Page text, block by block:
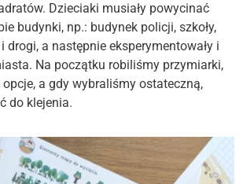
Dzieciaki musiały powycinać
budynki, np.: budynek policji, szkoły,
drogi, a następnie eksperymentowały i
Na początku robiliśmy przymiarki,
opcje, a gdy wybraliśmy ostateczną,
do klejenia.